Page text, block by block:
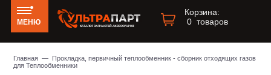
МЕНЮ
Корзина:
0 товаров
Главная — Прокладка, первичный теплообменник - сборник отходящих газов
для Теплообменники